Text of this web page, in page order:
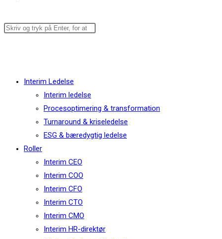
Interim Ledelse
Interim ledelse
Procesoptimering & transformation
Turnaround & kriseledelse
ESG & bæredygtig ledelse
Roller
Interim CEO
Interim COO
Interim CFO
Interim CTO
Interim CMO
Interim HR-direktør